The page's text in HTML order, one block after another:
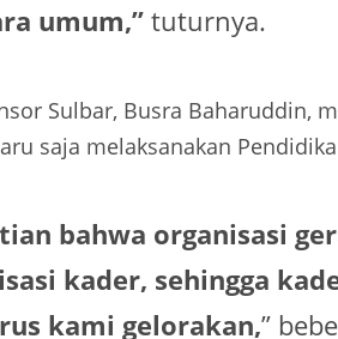
umum,”tuturnya.
Sulbar, Busra Baharuddin,
saja melaksanakan
bahwa organisasi
kader, sehingga
kami gelorakan,”